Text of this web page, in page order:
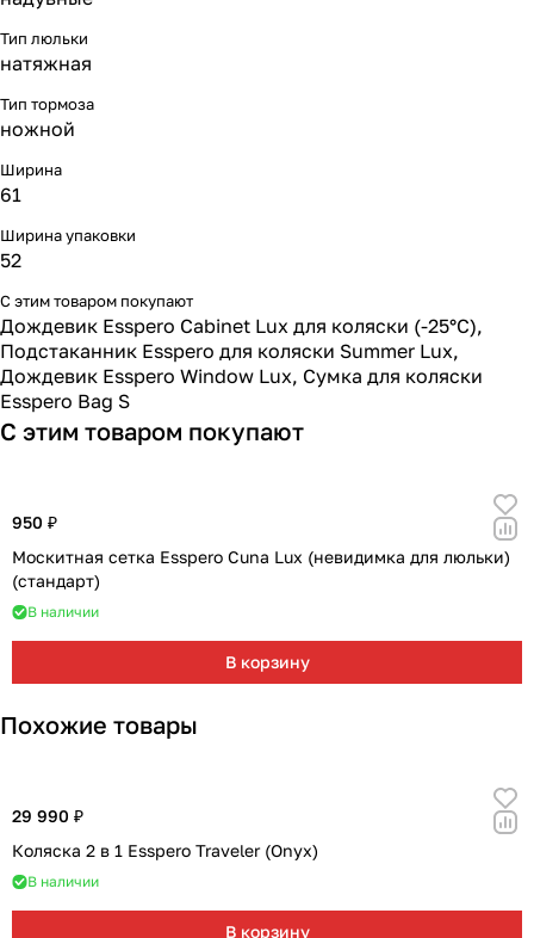
Тип люльки
натяжная
Тип тормоза
ножной
Ширина
61
Ширина упаковки
52
С этим товаром покупают
Дождевик Esspero Cabinet Lux для коляски (-25°С),
Подстаканник Esspero для коляски Summer Lux,
Дождевик Esspero Window Lux, Сумка для коляски
Esspero Bag S
С этим товаром покупают
950 ₽
Москитная сетка Esspero Cuna Lux (невидимка для люльки)
(стандарт)
В наличии
В корзину
Похожие товары
29 990 ₽
Коляска 2 в 1 Esspero Traveler (Onyx)
В наличии
В корзину